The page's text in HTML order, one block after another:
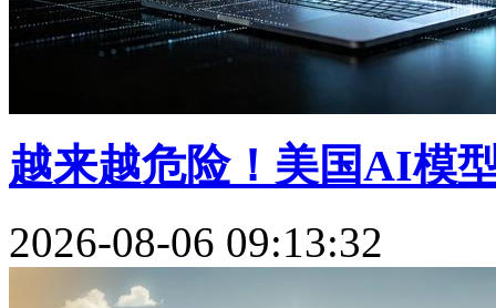
越来越危险！美国AI模
2026-08-06 09:13:32